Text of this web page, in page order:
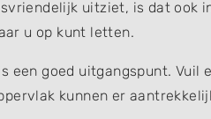
uitziet, is dat ook
u op kunt letten.
een goed uitgangspunt. Vuil
kunnen er